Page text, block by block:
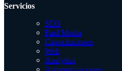
Servicios
SEO
Paid Media
Capacitaciones
Web
Analytics